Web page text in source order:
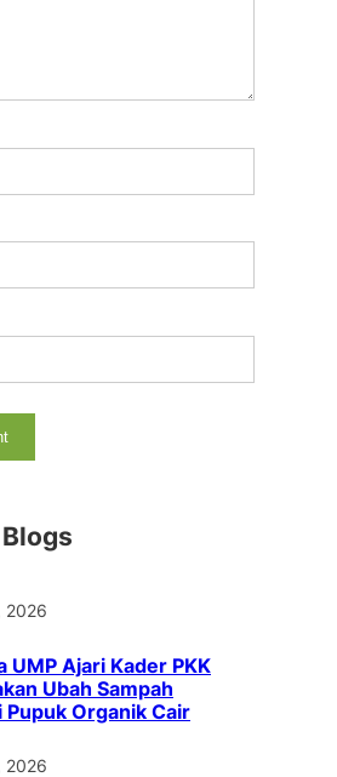
2026
UMP Ajari Kader PKK
Ubah Sampah
Pupuk Organik Cair
2026